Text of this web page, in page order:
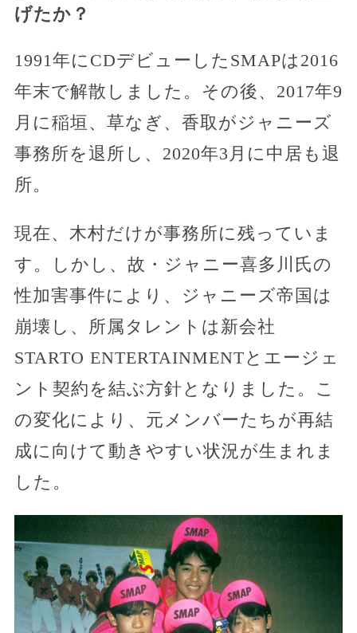
げたか？
1991年にCDデビューしたSMAPは2016
年末で解散しました。その後、2017年9
月に稲垣、草なぎ、香取がジャニーズ
事務所を退所し、2020年3月に中居も退
所。
現在、木村だけが事務所に残っていま
す。しかし、故・ジャニー喜多川氏の
性加害事件により、ジャニーズ帝国は
崩壊し、所属タレントは新会社
STARTO ENTERTAINMENTとエージェ
ント契約を結ぶ方針となりました。こ
の変化により、元メンバーたちが再結
成に向けて動きやすい状況が生まれま
した。